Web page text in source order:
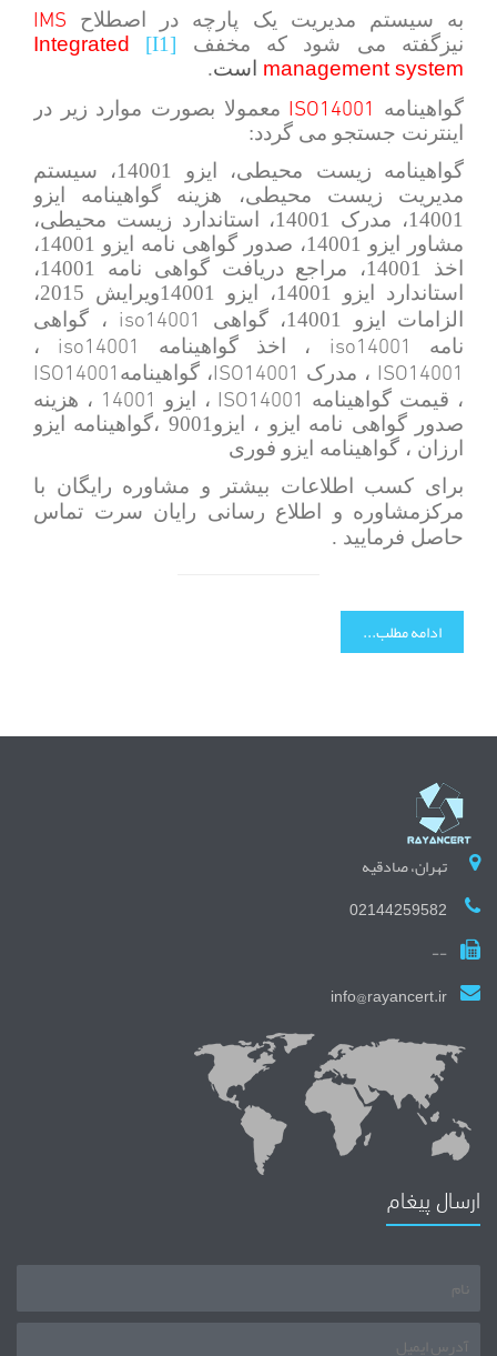
به سیستم مدیریت یک پارچه در اصطلاح IMS
نیزگفته می شود که مخفف [I1]
Integrated
management system است.
گواهینامه
ISO14001 معمولا بصورت موارد زیر در
اینترنت جستجو می گردد:
گواهینامه زیست محیطی، ایزو 14001، سیستم
مدیریت زیست محیطی، هزینه گواهینامه ایزو
14001، مدرک 14001، استاندارد زیست محیطی،
مشاور ایزو 14001، صدور گواهی نامه ایزو 14001،
اخذ 14001، مراجع دریافت گواهی نامه 14001،
استاندارد ایزو 14001، ایزو 14001ویرایش 2015،
الزامات ایزو 14001، گواهی
iso14001 ، گواهی
نامه
iso14001 ، اخذ گواهینامه iso14001 ،
ISO14001 ، مدرک ISO14001، گواهینامه ISO14001
، قیمت گواهینامه ISO14001 ، ایزو 14001 ، هزینه
صدور گواهی نامه ایزو ، ایزو9001 ،گواهینامه ایزو
ارزان ، گواهینامه ایزو فوری
برای کسب اطلاعات بیشتر و مشاوره رایگان با
مرکزمشاوره و اطلاع رسانی رایان سرت تماس
حاصل فرمایید .
ادامه مطلب...
تهران، صادقیه
02144259582
--
info@rayancert.ir
ارسال پیغام